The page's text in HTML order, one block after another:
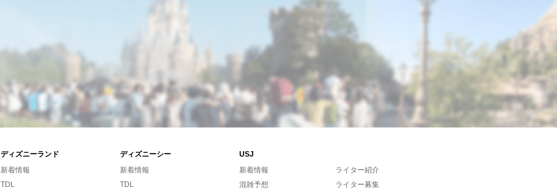
ディズニーランド ディズニーシー
USJ
新着情報
TDL
新着情報
TDL
新着情報
混雑予想
ライター紹介
ライター募集